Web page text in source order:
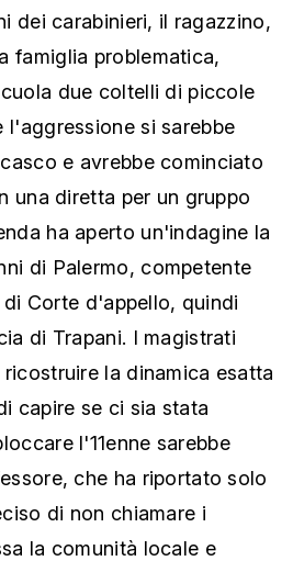
dei carabinieri, il ragazzino,
famiglia problematica,
due coltelli di piccole
l'aggressione si sarebbe
e avrebbe cominciato
una diretta per un gruppo
ha aperto un'indagine la
di Palermo, competente
Corte d'appello, quindi
di Trapani. I magistrati
la dinamica esatta
capire se ci sia stata
l'11enne sarebbe
che ha riportato solo
di non chiamare i
la comunità locale e